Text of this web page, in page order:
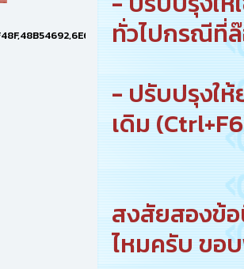
ทั่วไปกรณีที่
- ปรับปรุงใ
เดิม
สงสัยสองข้อ
ไหมครับ ขอ